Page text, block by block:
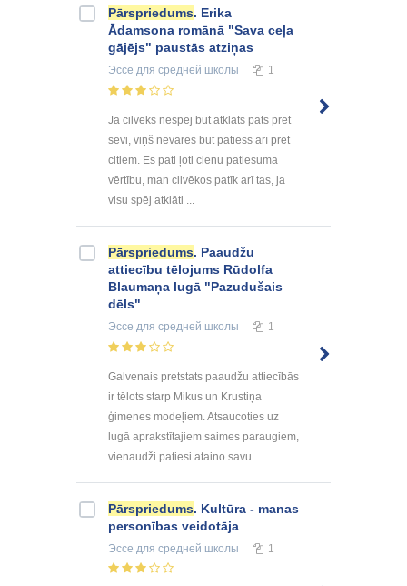
Pārspriedums. Erika
Ādamsona romānā "Sava ceļa
gājējs" paustās atziņas
Эссе для средней школы 1
Ja cilvēks nespēj būt atklāts pats pret
sevi, viņš nevarēs būt patiess arī pret
citiem. Es pati ļoti cienu patiesuma
vērtību, man cilvēkos patīk arī tas, ja
visu spēj atklāti ...
Pārspriedums. Paaudžu
attiecību tēlojums Rūdolfa
Blaumaņa lugā "Pazudušais
dēls"
Эссе для средней школы 1
Galvenais pretstats paaudžu attiecībās
ir tēlots starp Mikus un Krustiņa
ģimenes modeļiem. Atsaucoties uz
lugā aprakstītajiem saimes paraugiem,
vienaudži patiesi ataino savu ...
Pārspriedums. Kultūra - manas
personības veidotāja
Эссе для средней школы 1